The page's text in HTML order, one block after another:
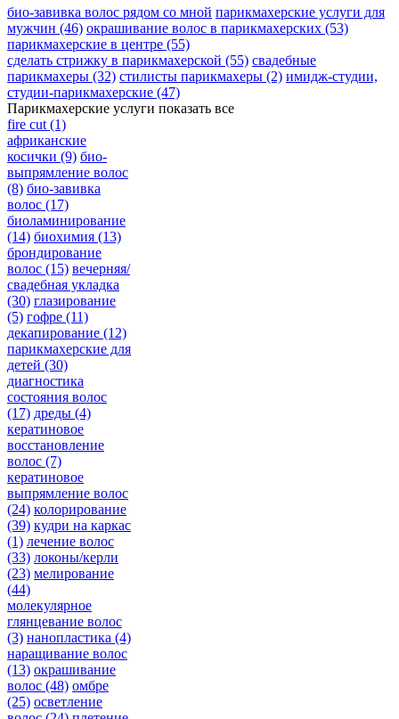
био-завивка волос рядом со мной парикмахерские услуги для
мужчин (46) окрашивание волос в парикмахерских (53)
парикмахерские в центре (55)
сделать стрижку в парикмахерской (55) свадебные
парикмахеры (32) стилисты парикмахеры (2) имидж-студии,
студии-парикмахерские (47)
Парикмахерские услуги показать все
fire cut (1)
африканские
косички (9) био-
выпрямление волос
(8) био-завивка
волос (17)
биоламинирование
(14) биохимия (13)
брондирование
волос (15) вечерняя/
свадебная укладка
(30) глазирование
(5) гофре (11)
декапирование (12)
парикмахерские для
детей (30)
диагностика
состояния волос
(17) дреды (4)
кератиновое
восстановление
волос (7)
кератиновое
выпрямление волос
(24) колорирование
(39) кудри на каркас
(1) лечение волос
(33) локоны/керли
(23) мелирование
(44)
молекулярное
глянцевание волос
(3) нанопластика (4)
наращивание волос
(13) окрашивание
волос (48) омбре
(25) осветление